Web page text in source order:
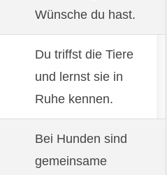
Wünsche du hast.
Du triffst die Tiere
und lernst sie in
Ruhe kennen.
Bei Hunden sind
gemeinsame